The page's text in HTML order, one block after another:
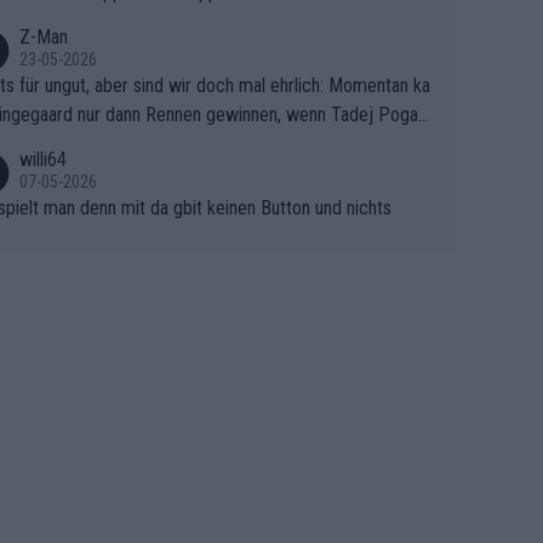
bei so einem harten Aufstieg einmal den Moment verpa
der Konkurrentin die "zweite Luft" schenkt, ist der Sc
am Berg kaum noch zu reparieren.Vor uns liegt nun das
Finale Richtung Nizza. Niewiadoma hat psychologisch O
aber SD Worx und Vollering müssen jetzt All-In ge
Z-Man
23-05-2026
für ungut, aber sind wir doch mal ehrlich: Momentan ka
nur dann Rennen gewinnen, wenn Tadej Pogaca
willi64
07-05-2026
man denn mit da gbit keinen Button und nichts